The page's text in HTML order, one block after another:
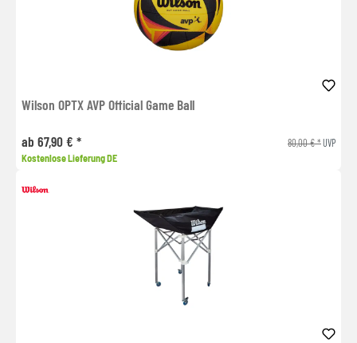
Wilson OPTX AVP Official Game Ball
ab 67,90 € * 80,00 € *UVP
Kostenlose Lieferung DE